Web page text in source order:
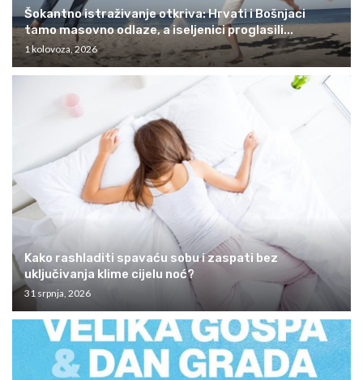
Šokantno istraživanje otkriva: Hrvati i Bošnjaci
tamo masovno odlaze, a iseljenici proglasili...
1 kolovoza, 2026
Kako rashladiti spavaću sobu i zaspati bez
uključivanja klime cijelu noć?
31 srpnja, 2026